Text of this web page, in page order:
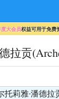
大会员权益可用于免费
拉贡
托莉雅·潘德